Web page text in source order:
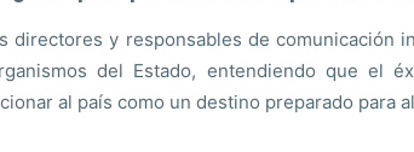
directores y responsables de comunicación
del Estado, entendiendo que el
al país como un destino preparado para